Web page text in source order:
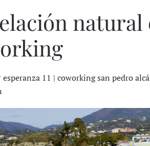
natural
esperanza 11 | coworking san pedro